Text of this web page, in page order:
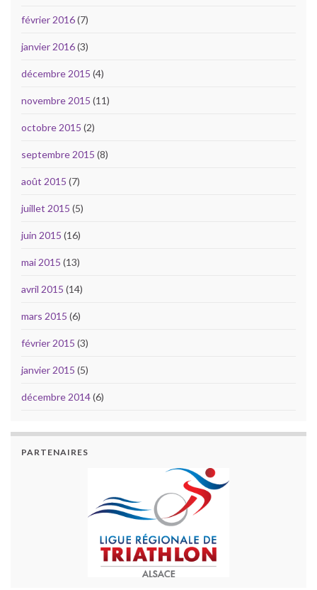
février 2016(7)
janvier 2016(3)
décembre 2015 (4)
novembre 2015 (11)
octobre 2015 (2)
septembre 2015 (8)
août 2015 (7)
juillet 2015 (5)
juin 2015 (16)
mai 2015 (13)
avril 2015 (14)
mars 2015 (6)
février 2015 (3)
janvier 2015 (5)
décembre 2014(6)
PARTENAIRES